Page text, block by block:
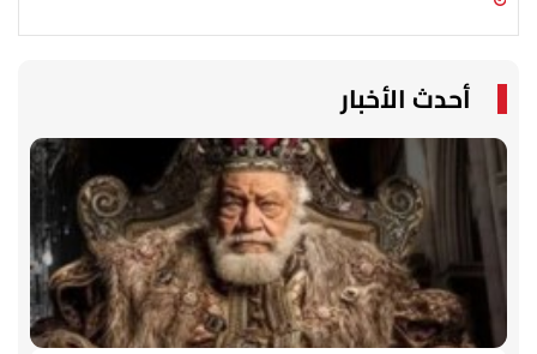
أحدث الأخبار